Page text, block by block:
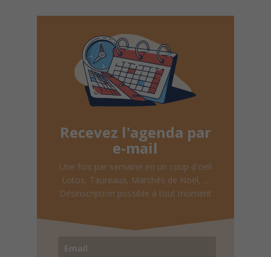
Recevez l'agenda par
e-mail
Une fois par semaine en un coup d'oeil
Lotos, Taureaux, Marchés de Noël, ...
Désinscription possible à tout moment